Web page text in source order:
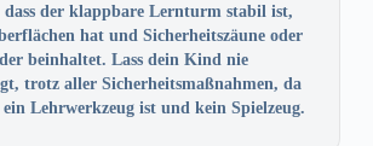
dass der klappbare Lernturm stabil ist,
hat und Sicherheitszäune oder
beinhaltet. Lass dein Kind nie
trotz aller Sicherheitsmaßnahmen, da
Lehrwerkzeug ist und kein Spielzeug.